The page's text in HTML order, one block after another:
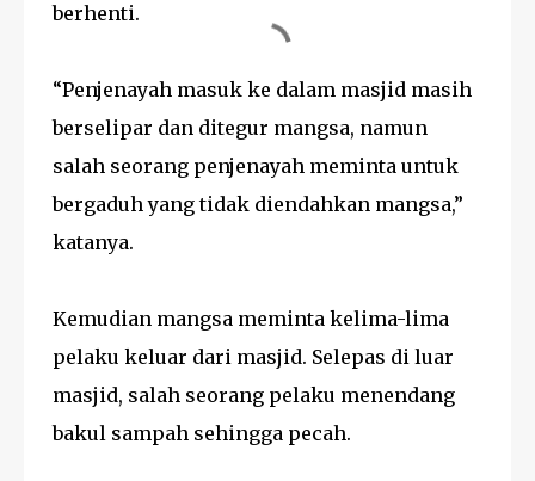
berhenti.
“Penjenayah masuk ke dalam masjid masih
berselipar dan ditegur mangsa, namun
salah seorang penjenayah meminta untuk
bergaduh yang tidak diendahkan mangsa,”
katanya.
Kemudian mangsa meminta kelima-lima
pelaku keluar dari masjid. Selepas di luar
masjid, salah seorang pelaku menendang
bakul sampah sehingga pecah.